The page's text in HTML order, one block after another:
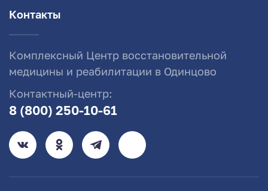
Контакты
Комплексный Центр восстановительной
медицины и реабилитации в Одинцово
Контактный-центр:
8 (800) 250-10-61